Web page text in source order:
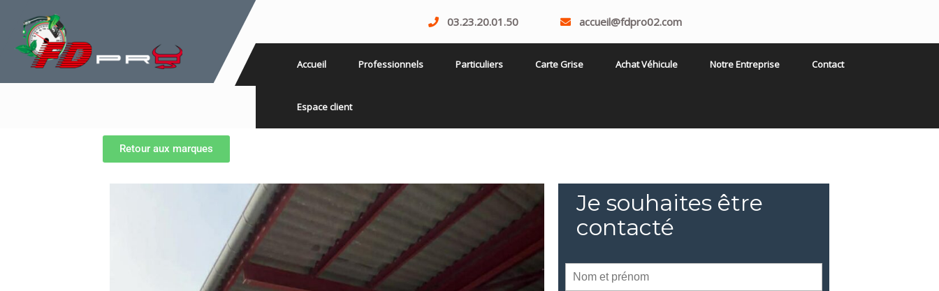
03.23.20.01.50 accueil@fdpro02.com
Accueil Professionnels Particuliers Carte Grise Achat Véhicule Notre Entreprise Contact
Espace client
Retour aux marques
Je souhaites être
contacté